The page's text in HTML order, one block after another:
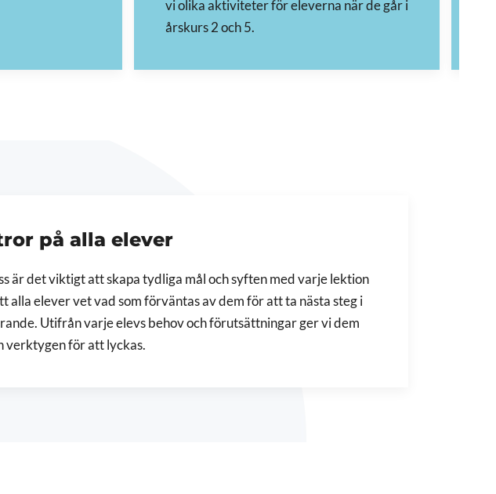
vi olika aktiviteter för eleverna när de går i
årskurs 2 och 5.
på alla elever
är det viktigt att skapa tydliga mål och syften med varje lektion
alla elever vet vad som förväntas av dem för att ta nästa steg i
Utifrån varje elevs behov och förutsättningar ger vi dem
verktygen för att lyckas.